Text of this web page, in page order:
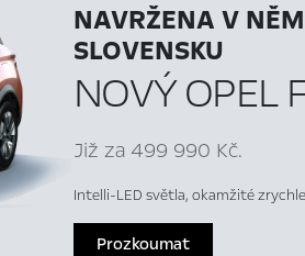
NAVRŽENA V
SLOVENSKU
NOVÝ OPEL
Již za 499 990 Kč.
Intelli-LED světla, okamžité
Prozkoumat